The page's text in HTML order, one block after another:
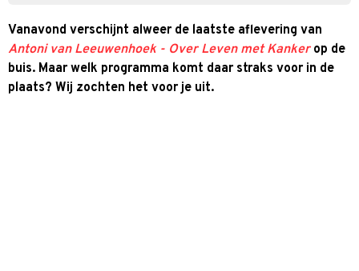
Vanavond verschijnt alweer de laatste aflevering van
Antoni van Leeuwenhoek - Over Leven met Kankerop de
buis. Maar welk programma komt daar straks voor in de
plaats? Wij zochten het voor je uit.